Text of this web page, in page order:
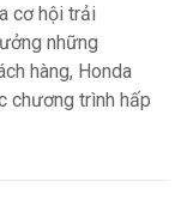
cơ hội trải
những
hàng, Honda
chương trình hấp